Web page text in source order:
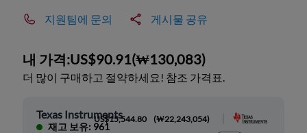
지원팀에 문의 게시물 공유
내 가격:US$90.91(₩130,083)
더 많이 구매하고 절약하세요! 참조 가격표.
Texas Instruments
재고 보유: 961
US$15,544.80 (₩22,243,054)